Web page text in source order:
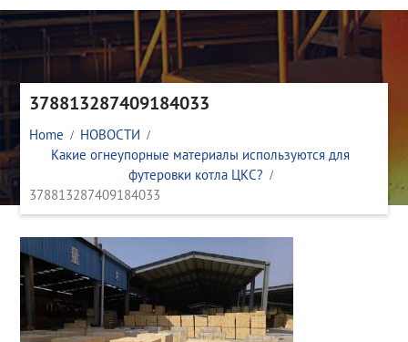
378813287409184033
Home
НОВОСТИ
Какие огнеупорные материалы используются для
футеровки котла ЦКС?
378813287409184033